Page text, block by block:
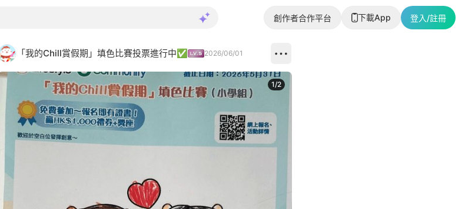
創作者合作平台 下載App 登入/註冊
「我的Chill賞假期」填色比賽投票進行中✅ 2026/06/01
1/2